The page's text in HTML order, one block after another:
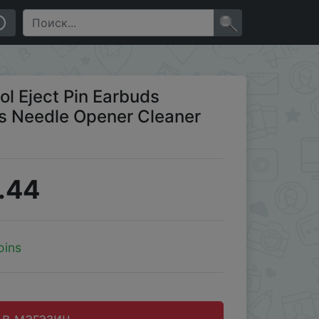
Kit for iPhone Airpods
Eject Pin Earbuds
Needle Opener Cleaner